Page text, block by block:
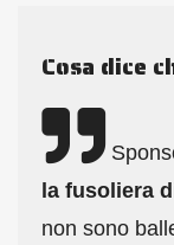
Cosa dice
la fusoliera
non sono